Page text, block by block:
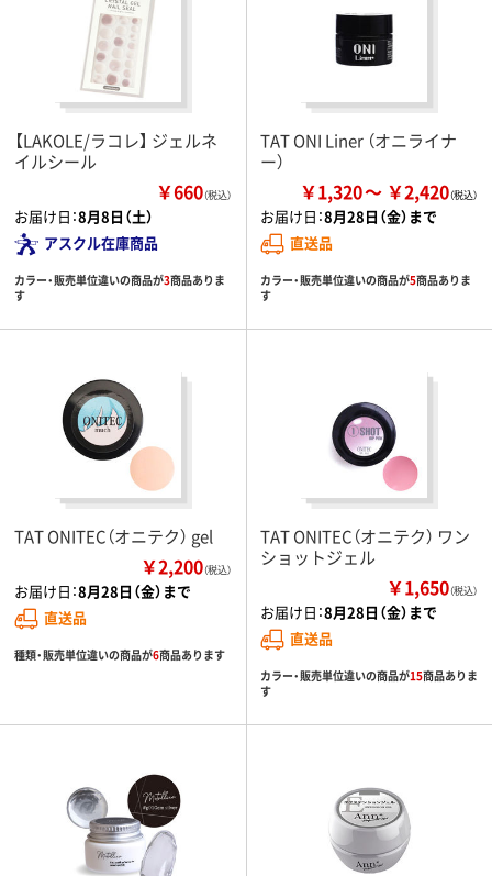
【LAKOLE/ラコレ】 ジェルネ
イルシール
￥660（税込）
お届け日：8月8日（土）
アスクル在庫商品
カラー・販売単位違いの商品が3商品ありま
す
TAT ONI Liner （オニライナ
ー）
￥1,320 ￥2,420
お届け日：8月28日（金）まで
直送品
カラー・販売単位違いの商品が5商品ありま
す
TAT ONITEC（オニテク） gel
￥2,200（税込）
お届け日：8月28日（金）まで
直送品
種類・販売単位違いの商品が6商品あります
TAT ONITEC（オニテク） ワン
ショットジェル
￥1,650（税込）
お届け日：8月28日（金）まで
直送品
カラー・販売単位違いの商品が15商品ありま
す